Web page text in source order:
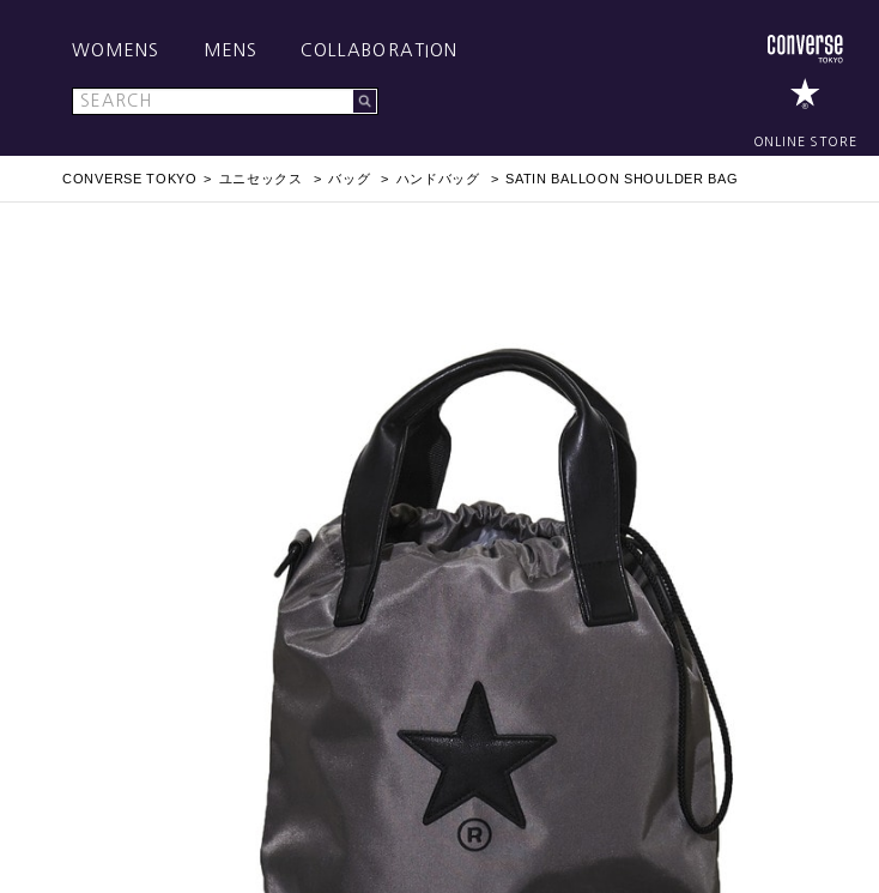
WOMENS MENS COLLABORATION
ONLINE STORE
CONVERSE TOKYO ユニセックス バッグ ハンドバッグ SATIN BALLOON SHOULDER BAG